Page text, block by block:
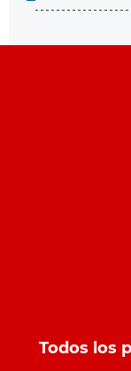
Todos los